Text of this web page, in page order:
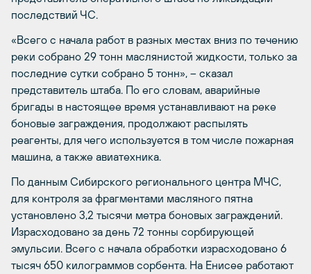
последствий ЧС.
«Всего с начала работ в разных местах вниз по течению
реки собрано 29 тонн маслянистой жидкости, только за
последние сутки собрано 5 тонн», – сказал
представитель штаба. По его словам, аварийные
бригады в настоящее время устанавливают на реке
боновые заграждения, продолжают распылять
реагенты, для чего используется в том числе пожарная
машина, а также авиатехника.
По данным Сибирского регионального центра МЧС,
для контроля за фрагментами масляного пятна
установлено 3,2 тысячи метра боновых заграждений.
Израсходовано за день 72 тонны сорбирующей
эмульсии. Всего с начала обработки израсходовано 6
тысяч 650 килограммов сорбента. На Енисее работают